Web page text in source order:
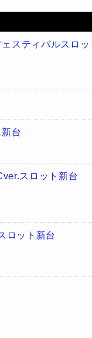
スティバルスロッ
台
スロット新台
ロット新台